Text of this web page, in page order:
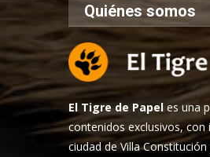
Quiénes somos
El Tigre de Papel es una
contenidos exclusivos,
ciudad de Villa